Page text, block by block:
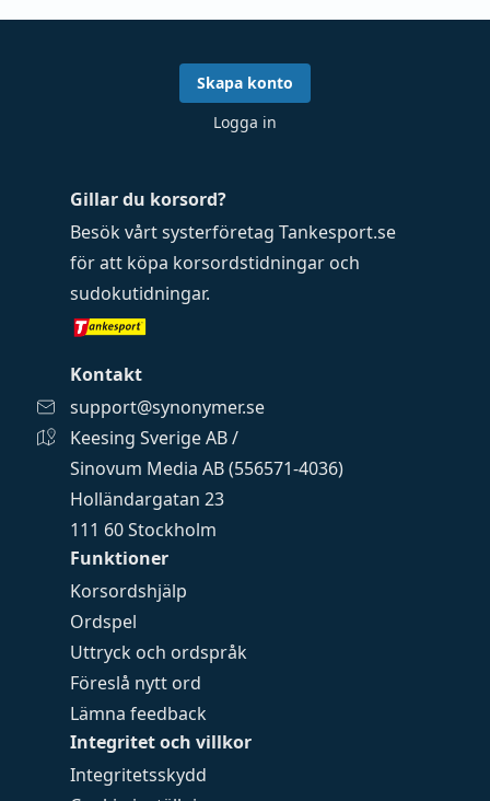
Funktioner
Korsordshjälp
Ordspel
Uttryck och ordspråk
Föreslå nytt ord
Lämna feedback
Integritet och villkor
Integritetsskydd
Gillar du korsord?
Besök vårt systerföretag Tankesport.se
för att köpa korsordstidningar och
sudokutidningar.
Kontakt
support@synonymer.se
Keesing Sverige AB /
Sinovum Media AB (556571-4036)
Holländargatan 23
111 60 Stockholm
Skapa konto
Logga in